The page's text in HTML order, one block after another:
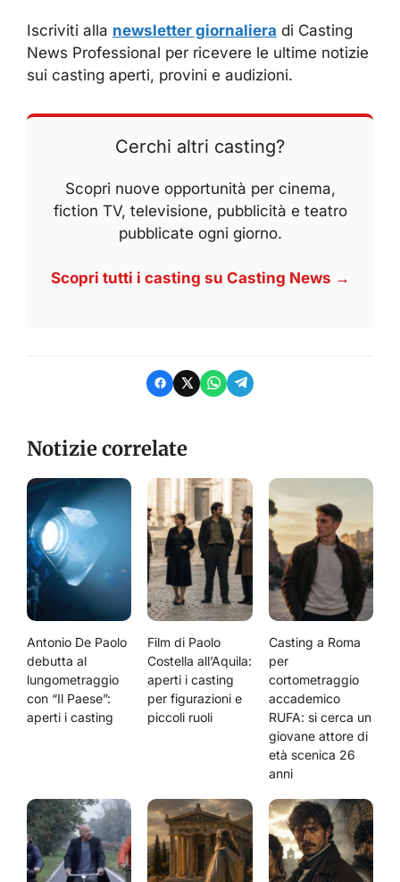
Iscriviti alla newsletter giornaliera di Casting
News Professional per ricevere le ultime notizie
sui casting aperti, provini e audizioni.
Cerchi altri casting?
Scopri nuove opportunità per cinema,
fiction TV, televisione, pubblicità e teatro
pubblicate ogni giorno.
Scopri tutti i casting su Casting News →
Notizie correlate
Antonio De Paolo
debutta al
lungometraggio
con “Il Paese”:
aperti i casting
Film di Paolo
Costella all’Aquila:
aperti i casting
per figurazioni e
piccoli ruoli
Casting a Roma
per
cortometraggio
accademico
RUFA: si cerca un
giovane attore di
età scenica 26
anni